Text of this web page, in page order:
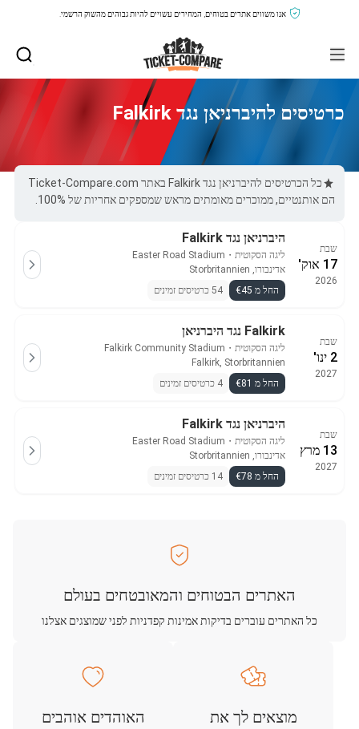
אנו משווים אתרים בטוחים, המחירים עשויים להיות גבוהים מהשוק הרשמי.
כרטיסים להיברניאן נגד Falkirk
כל הכרטיסים להיברניאן נגד Falkirk באתר Ticket-Compare.com
הם אותנטיים, ממוכרים מאומתים מראש שמספקים אחריות של 100%.
שבת
17 אוק'
2026
היברניאן נגד Falkirk
ליגה הסקוטית ・
Easter Road Stadium
אדינבורו, Storbritannien
החל מ €45
54 כרטיסים זמינים
שבת
2 ינו'
2027
Falkirk נגד היברניאן
ליגה הסקוטית ・
Falkirk Community Stadium
Falkirk, Storbritannien
החל מ €81
4 כרטיסים זמינים
שבת
13 מרץ
2027
היברניאן נגד Falkirk
ליגה הסקוטית ・
Easter Road Stadium
אדינבורו, Storbritannien
החל מ €78
14 כרטיסים זמינים
האתרים הבטוחים והמאובטחים בעולם
כל האתרים עוברים בדיקות אמינות קפדניות לפני שמוצגים אצלנו
מוצאים לך את
האוהדים אוהבים